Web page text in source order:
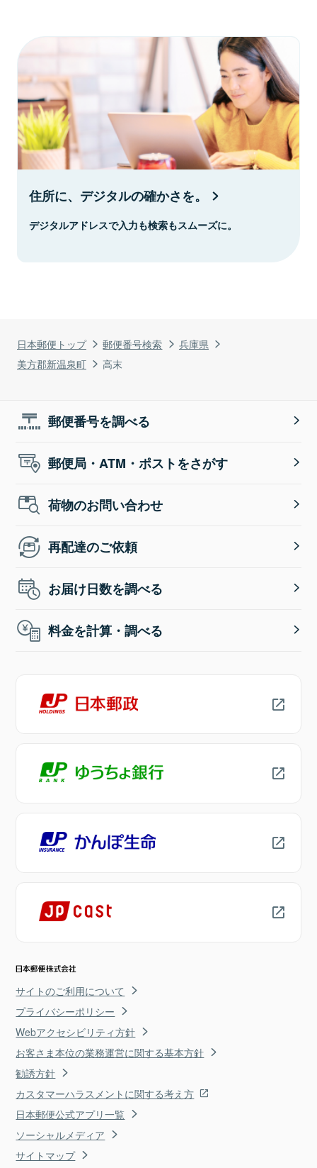
日本郵便トップ 郵便番号検索
兵庫県
美方郡新温泉町
高末
住所に、デジタルの確かさを。
デジタルアドレスで入力も検索もスムーズに。
郵便番号を調べる
郵便局・ATM・ポストをさがす
荷物のお問い合わせ
再配達のご依頼
お届け日数を調べる
料金を計算・調べる
サイトのご利用について
プライバシーポリシー
Webアクセシビリティ方針
お客さま本位の業務運営に関する基本方針
勧誘方針
カスタマーハラスメントに関する考え方
日本郵便公式アプリ一覧
ソーシャルメディア
サイトマップ